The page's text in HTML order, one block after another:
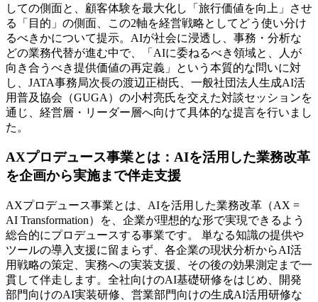
しての側面と、顧客体験を最大化し「旅行価値を向上」させ
る「目的」の側面、この2軸を経営戦略としてどう使い分け
るべきかについて提示。AIが社会に浸透し、事務・分析な
どの業務代替が進む中で、「AIに委ねるべき領域と、人が
向き合うべき提供価値の再定義」という本質的な問いに対
し、JATA事務局次長の渡辺正樹氏、一般社団法人生成AI活
用普及協会（GUGA）の小村亮氏を交えた対談セッションを
通じ、経営層・リーダー層へ向けて具体的な提言を行いまし
た。
AXプロデュース事業とは：AIを活用した業務改革
を企画から実施まで伴走支援
AXプロデュース事業とは、AIを活用した業務改革（AX =
AI Transformation）を、企業が理想的な形で実現できるよう
総合的にプロデュースする事業です。 単なる知識の提供や
ツールの導入支援に留まらず、各企業の現状分析からAI活
用戦略の策定、実務への実装支援、その後の効果測定まで一
貫して伴走します。全社向けのAI基礎研修をはじめ、開発
部門向けのAI実装研修、営業部門向けの生成AI活用研修な